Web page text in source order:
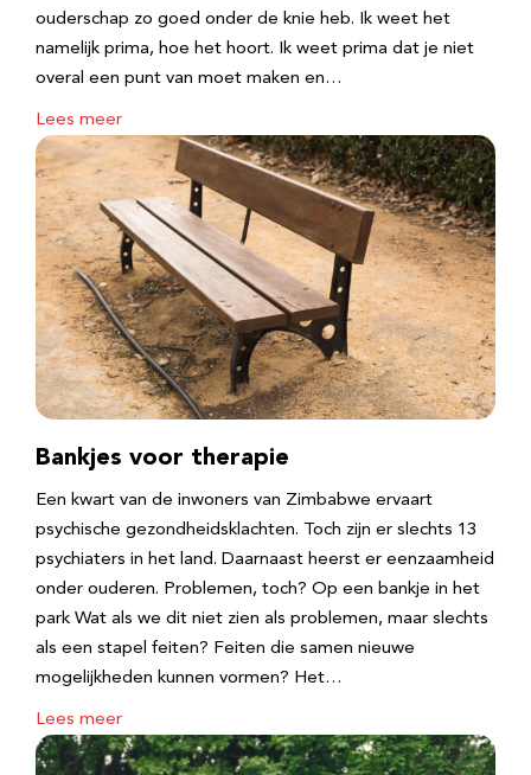
ouderschap zo goed onder de knie heb. Ik weet het
namelijk prima, hoe het hoort. Ik weet prima dat je niet
overal een punt van moet maken en…
Lees meer
Bankjes voor therapie
Een kwart van de inwoners van Zimbabwe ervaart
psychische gezondheidsklachten. Toch zijn er slechts 13
psychiaters in het land. Daarnaast heerst er eenzaamheid
onder ouderen. Problemen, toch? Op een bankje in het
park Wat als we dit niet zien als problemen, maar slechts
als een stapel feiten? Feiten die samen nieuwe
mogelijkheden kunnen vormen? Het…
Lees meer